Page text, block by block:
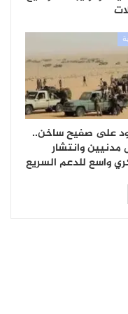
على صفيح ساخن..
مدنيين وانتشار
واسع للدعم السريع